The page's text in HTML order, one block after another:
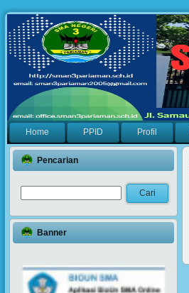
Home PPID Profil
Pencarian
Banner